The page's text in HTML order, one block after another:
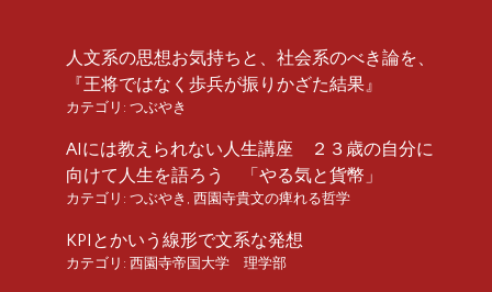
人文系の思想お気持ちと、社会系のべき論を、
『王将ではなく歩兵が振りかざた結果』
カテゴリ: つぶやき
AIには教えられない人生講座 ２３歳の自分に
向けて人生を語ろう 「やる気と貨幣」
カテゴリ: つぶやき , 西園寺貴文の痺れる哲学
KPIとかいう線形で文系な発想
カテゴリ: 西園寺帝国大学 理学部